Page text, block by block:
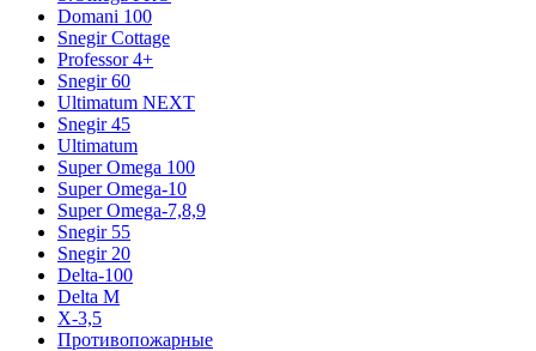
Domani 100
Snegir Cottage
Professor 4+
Snegir 60
Ultimatum NEXT
Snegir 45
Ultimatum
Super Omega 100
Super Omega-10
Super Omega-7,8,9
Snegir 55
Snegir 20
Delta-100
Delta M
X-3,5
Противопожарные